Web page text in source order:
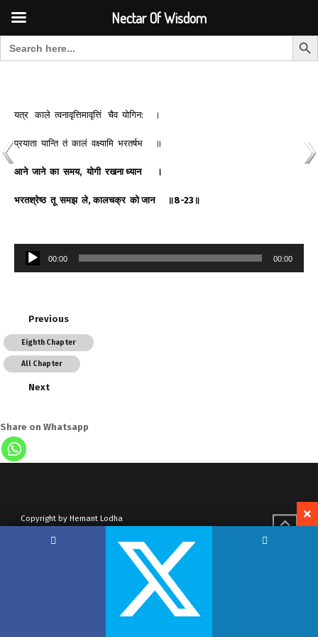
Search for: Search
यत्र काले त्वनावृत्तिमावृत्तिं चैव योगिन: ।
प्रयाता यान्ति तं कालं वक्ष्यामि भरतर्षभ ॥
आने जाने का समय,योगी रखना ध्यान ।
भरतश्रेष्ठ तू समझ ले,कालचक्र को जान ॥8-23 ॥
Audio
Player
00:00 00:00
Previous
Eighth Chapter
All Chapter
Next
Share on Whatsapp
Copyright by Hemant Lodha
Nectar Of Wisdom